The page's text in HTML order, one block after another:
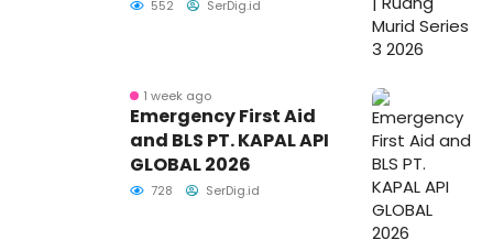
552 SerDig.id
1 week ago
Emergency First Aid
and BLS PT. KAPAL API
GLOBAL 2026
728 SerDig.id